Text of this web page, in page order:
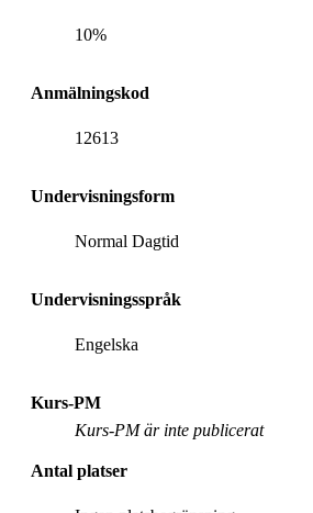
10%
Anmälningskod
12613
Undervisningsform
Normal Dagtid
Undervisningsspråk
Engelska
Kurs-PM
Kurs-PM är inte publicerat
Antal platser